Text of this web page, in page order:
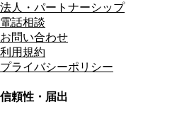
法人・パートナーシップ
電話相談
お問い合わせ
利用規約
プライバシーポリシー
信頼性・届出